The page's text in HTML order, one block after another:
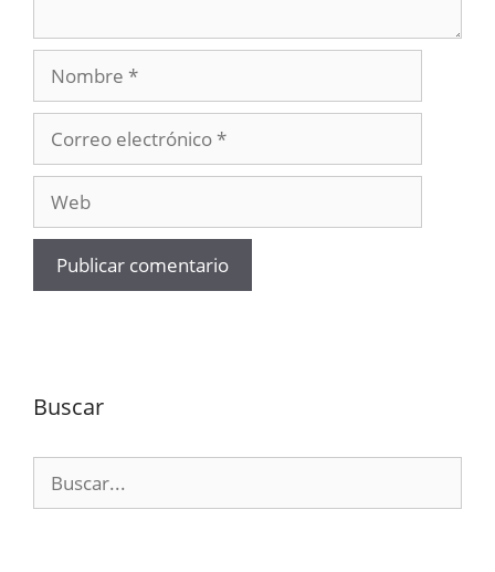
Nombre
electrónico
Buscar